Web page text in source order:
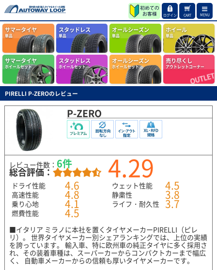
ログイン CART MENU
サマータイヤ
単品
スタッドレス
単品
オールシーズン
単品
ホイール
単品
サマータイヤ
ホイールセット
スタッドレス
ホイールセット
オールシーズン
ホイールセット
売り尽くし
アウトレットコーナー
PIRELLI P-ZEROのレビュー
P-ZERO
レビュー件数： 6件
総合評価： 4.29
ドライ性能 4.6 ウェット性能 4.5
高速性能 4.8 静粛性 3.8
乗り心地 4.1 ライフ・耐久性 3.7
燃費性能 4.5
■イタリア ミラノに本社を置くタイヤメーカーPIRELLI（ピレ
リ）。 世界タイヤメーカー別シェアランキングでは、上位の実績
を誇っています。 輸入車、特に欧州車の純正タイヤに多く採用さ
れ、その装着車種は、スーパーカーからコンパクトカーまで幅広
く、 自動車メーカーからの信頼も厚いタイヤメーカーです。